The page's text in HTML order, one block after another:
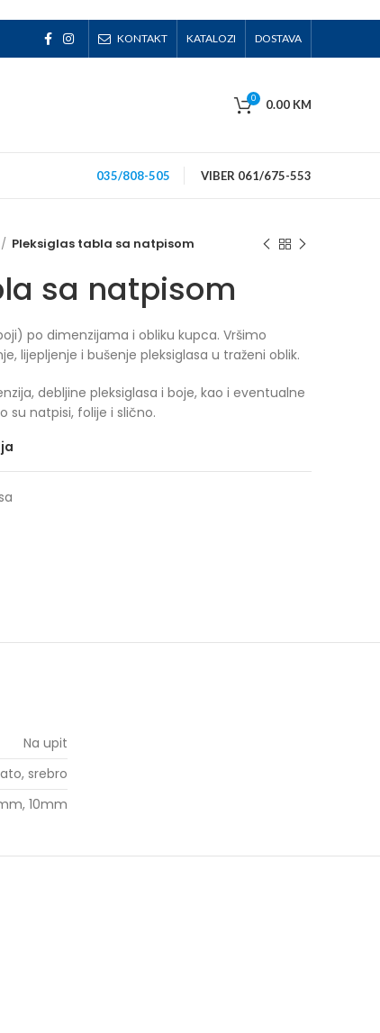
KONTAKT KATALOZI DOSTAVA
0 0.00 KM
035/808-505 VIBER 061/675-553
Pleksiglas tabla sa natpisom
sa natpisom
po dimenzijama i obliku kupca. Vršimo
lijepljenje i bušenje pleksiglasa u traženi oblik.
debljine pleksiglasa i boje, kao i eventualne
su natpisi, folije i slično.
Na upit
srebro
10mm